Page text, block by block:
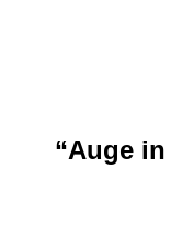
“Auge